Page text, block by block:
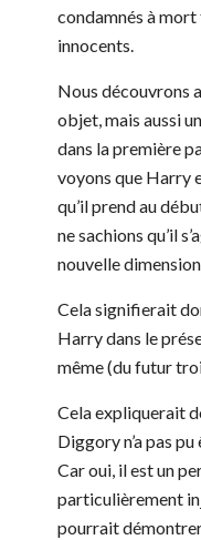
condamnés à mort
innocents.
Nous découvrons
objet, mais aussi
dans la première
voyons que Harry
qu’il prend au
ne sachions qu’il
nouvelle
Cela signifierait
Harry dans le
même (du futur
Cela expliquerait
Diggory n’a pas
Car oui, il est un
particulièrement
pourrait